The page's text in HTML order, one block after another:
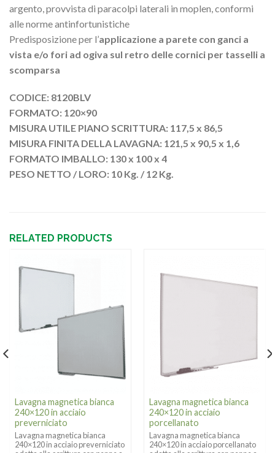
argento, provvista di paracolpi laterali in moplen, conformi
alle norme antinfortunistiche
Predisposizione per l’applicazione a parete con ganci a
vista e/o fori ad ogiva sul retro delle cornici per tasselli a
scomparsa
CODICE: 8120BLV
FORMATO: 120×90
MISURA UTILE PIANO SCRITTURA: 117,5 x 86,5
MISURA FINITA DELLA LAVAGNA: 121,5 x 90,5 x 1,6
FORMATO IMBALLO: 130 x 100 x 4
PESO NETTO / LORO: 10 Kg. / 12 Kg.
RELATED PRODUCTS
Lavagna magnetica bianca
240×120 in acciaio
preverniciato
Lavagna magnetica bianca
240×120 in acciaio preverniciato
Lavagna magnetica bianca
240×120 in acciaio
porcellanato
Lavagna magnetica bianca
240×120 in acciaio porcellanato